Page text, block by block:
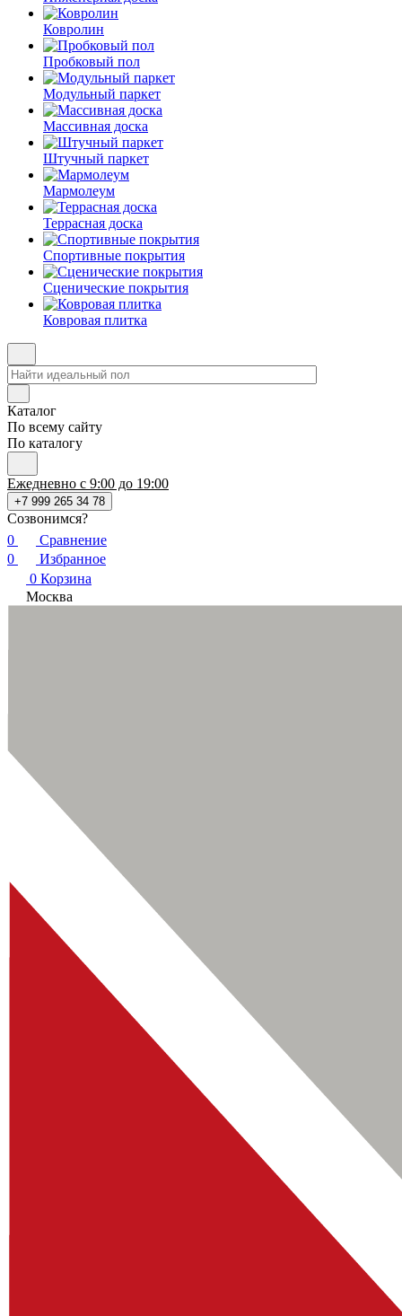
Ковролин
Пробковый пол
Модульный паркет
Массивная доска
Штучный паркет
Мармолеум
Террасная доска
Спортивные покрытия
Сценические покрытия
Ковровая плитка
Каталог
По всему сайту
По каталогу
Ежедневно с 9:00 до 19:00
+7 999 265 34 78
Созвонимся?
0
Сравнение
0
Избранное
0 Корзина
Москва